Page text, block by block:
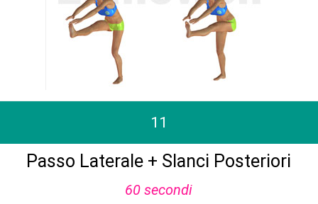
11
Passo Laterale + Slanci Posteriori
60 secondi